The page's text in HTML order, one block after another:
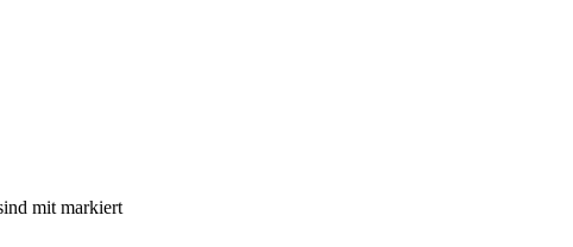
mit markiert